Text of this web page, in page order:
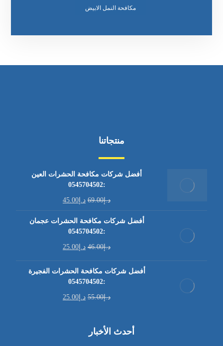
مكافحة النمل الابيض
منتجاتنا
أفضل شركات مكافحة الحشرات العين
:0545704502
د.إ69.00 د.إ 45.00
أفضل شركات مكافحة الحشرات عجمان
:0545704502
د.إ46.00 د.إ 25.00
أفضل شركات مكافحة الحشرات الفجيرة
:0545704502
د.إ55.00 د.إ 25.00
أحدث الأخبار